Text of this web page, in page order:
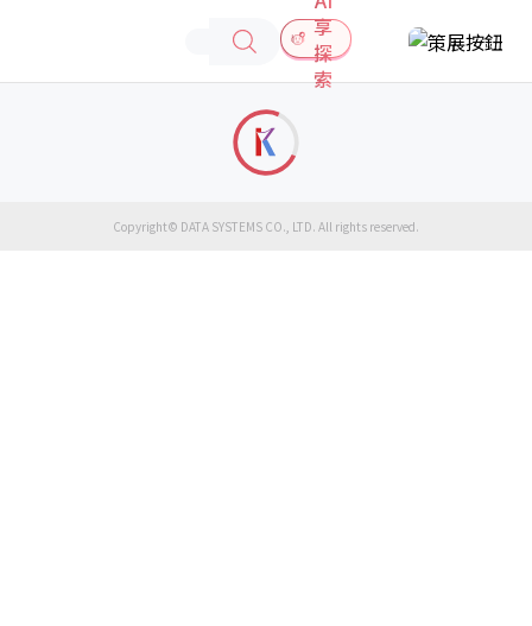
享
探
索
Copyright© DATA SYSTEMS CO., LTD. All rights reserved.